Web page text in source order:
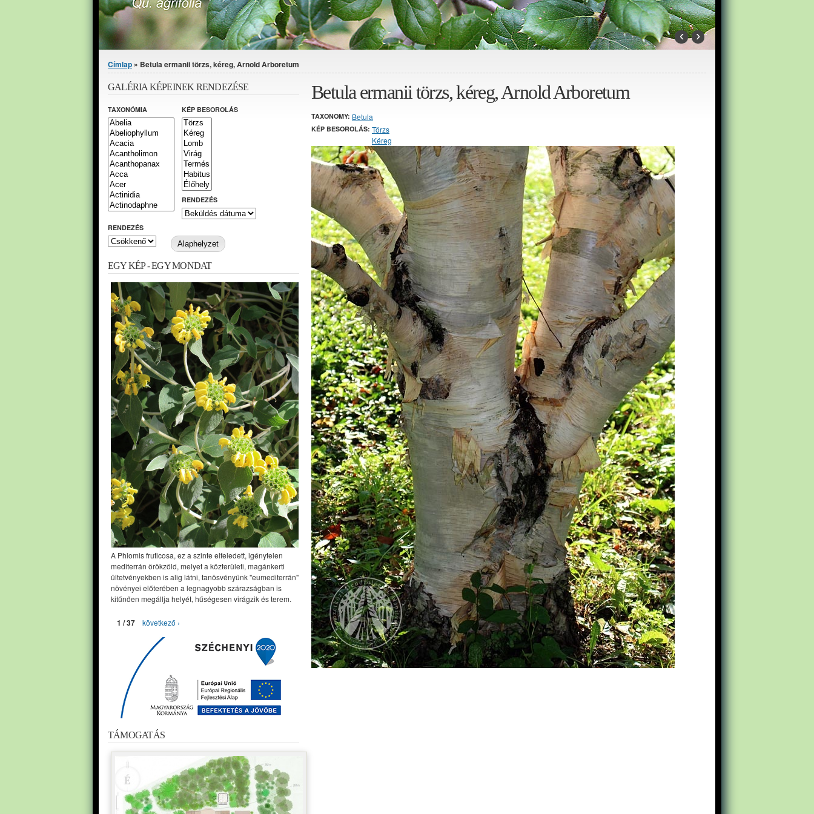
‹ ›
Jelenlegi hely
Címlap » Betula ermanii törzs, kéreg, Arnold Arboretum
Betula ermanii törzs, kéreg, Arnold Arboretum
TAXONOMY: Betula
KÉP BESOROLÁS: Törzs
Kéreg
GALÉRIA KÉPEINEK RENDEZÉSE
TAXONÓMIA KÉP BESOROLÁS
RENDEZÉS
RENDEZÉS
EGY KÉP - EGY MONDAT
A Phlomis fruticosa, ez a szinte elfeledett, igénytelen
mediterrán örökzöld, melyet a közterületi, magánkerti
ültetvényekben is alig látni, tanösvényünk "eumediterrán"
növényei előterében a legnagyobb szárazságban is
kitűnően megállja helyét, hűségesen virágzik és terem.
1 / 37 következő ›
TÁMOGATÁS